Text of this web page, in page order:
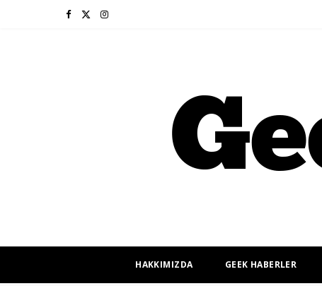
F I
HAKKIMIZDA GEEK HABERLER